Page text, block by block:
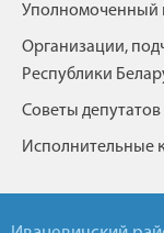
Уполномоченный
Организации,
Республики
Советы депутатов
Исполнительные